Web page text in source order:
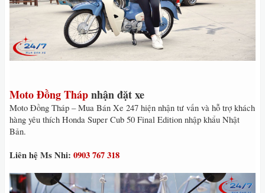
Moto Đồng Thápnhận đặt xe
Moto Đồng Tháp – Mua Bán Xe 247 hiện nhận tư vấn và hỗ trợ khách
hàng yêu thích Honda Super Cub 50 Final Edition nhập khẩu Nhật
Bản.
Liên hệ Ms Nhi: 0903 767 318